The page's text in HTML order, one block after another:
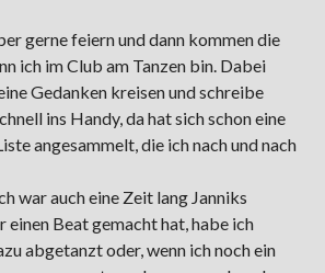
gerne feiern und dann kommen die
ich im Club am Tanzen bin. Dabei
Gedanken kreisen und schreibe
ins Handy, da hat sich schon eine
angesammelt, die ich nach und nach
war auch eine Zeit lang Janniks
einen Beat gemacht hat, habe ich
abgetanzt oder, wenn ich noch ein